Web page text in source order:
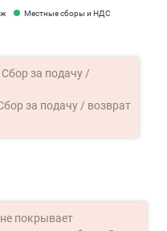
Местные сборы и НДС
Сбор за подачу /
за подачу / возврат
покрывает